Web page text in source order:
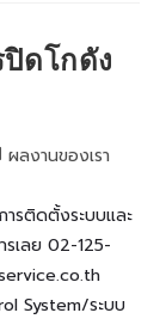
ดโกดัง
ผลงานของเรา
รติดตั้งระบบและ
เลย 02-125-
System/ระบบ